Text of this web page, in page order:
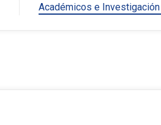
Académicos e Investigación